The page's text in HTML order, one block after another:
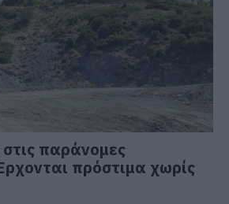
παράνομες
πρόστιμα χωρίς